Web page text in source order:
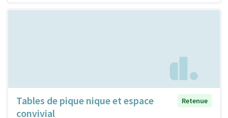
Tables de pique nique et espace
convivial
Retenue